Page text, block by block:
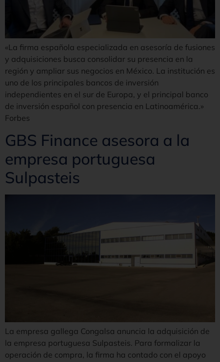
«La firma española especializada en asesoría de fusiones
y adquisiciones busca consolidar su presencia en la
región y ampliar sus negocios en México. La institución es
uno de los principales bancos de inversión
independientes en el sur de Europa, y el principal banco
de inversión español con presencia en Latinoamérica.»
Forbes
GBS Finance asesora a la
empresa portuguesa
Sulpasteis
La empresa gallega Congalsa anuncia la adquisición de
la empresa portuguesa Sulpasteis. Para formalizar la
operación de compra, la firma ha contado con el apoyo